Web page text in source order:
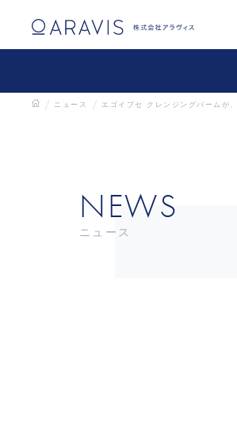
ニュース エゴイプセ クレンジングバームが
NEWS
ニュース